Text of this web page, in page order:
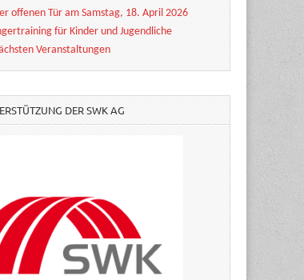
offenen Tür am Samstag, 18. April 2026
für Kinder und Jugendliche
Veranstaltungen
DER SWK AG